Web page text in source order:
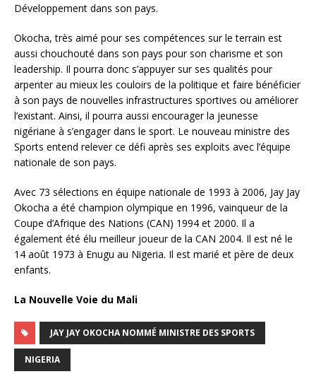
Développement dans son pays.
Okocha, très aimé pour ses compétences sur le terrain est
aussi chouchouté dans son pays pour son charisme et son
leadership. Il pourra donc s’appuyer sur ses qualités pour
arpenter au mieux les couloirs de la politique et faire bénéficier
à son pays de nouvelles infrastructures sportives ou améliorer
l’existant. Ainsi, il pourra aussi encourager la jeunesse
nigériane à s’engager dans le sport. Le nouveau ministre des
Sports entend relever ce défi après ses exploits avec l’équipe
nationale de son pays.
Avec 73 sélections en équipe nationale de 1993 à 2006, Jay Jay
Okocha a été champion olympique en 1996, vainqueur de la
Coupe d’Afrique des Nations (CAN) 1994 et 2000. Il a
également été élu meilleur joueur de la CAN 2004. Il est né le
14 août 1973 à Enugu au Nigeria. Il est marié et père de deux
enfants.
La Nouvelle Voie du Mali
JAY JAY OKOCHA NOMMÉ MINISTRE DES SPORTS
NIGERIA